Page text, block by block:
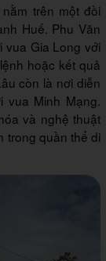
trên một đồi
Huế. Phu Văn
vua Gia Long với
hoặc kết quả
còn là nơi diễn
vua Minh Mạng.
và nghệ thuật
trong quần thể di